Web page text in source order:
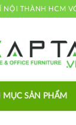
NỘI THÀNH HCM
MỤC SẢN PHẨM